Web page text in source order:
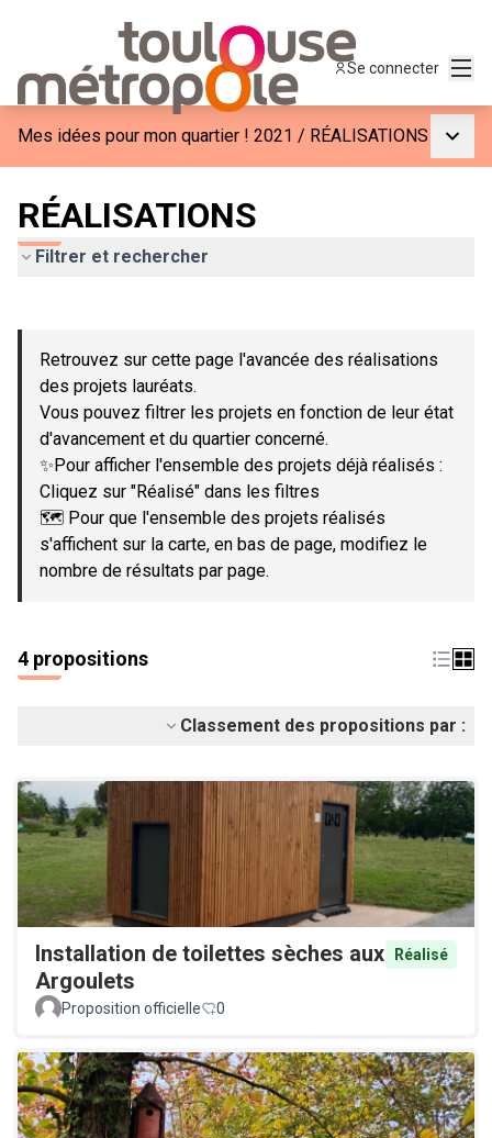
Se connecter
Mes idées pour mon quartier ! 2021 / RÉALISATIONS
RÉALISATIONS
Filtrer et rechercher
−
Retrouvez sur cette page l'avancée des réalisations
des projets lauréats.
Vous pouvez filtrer les projets en fonction de leur état
d'avancement et du quartier concerné.
✨Pour afficher l'ensemble des projets déjà réalisés :
Cliquez sur "Réalisé" dans les filtres
🗺️ Pour que l'ensemble des projets réalisés
s'affichent sur la carte, en bas de page, modifiez le
nombre de résultats par page.
4 propositions
Classement des propositions par :
Installation de toilettes sèches aux
Argoulets
Réalisé
Proposition officielle 0